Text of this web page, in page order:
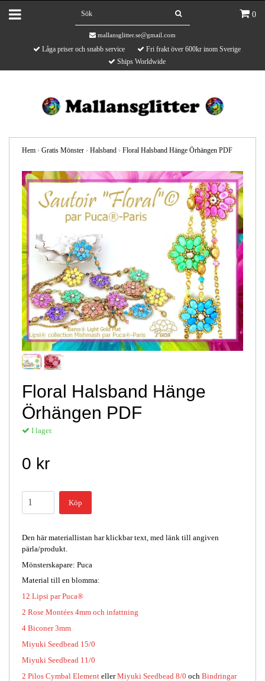
0
mallansglitter.se@gmail.com
Låga priser och snabb service
Fri frakt över 600kr inom Sverige
Ships Worldwide
Hem › Gratis Mönster › Halsband › Floral Halsband Hänge Örhängen PDF
Floral Halsband Hänge
Örhängen PDF
I lager.
0 kr
Köp
Den här materiallistan har klickbar text, med länk till angiven
pärla/produkt.
Mönsterskapare: Puca
Material till en blomma:
12 Lipsi par Puca®
2 Rose Montées 4mm och infattning
4 Biconer 3mm
Miyuki Seedbead 15/0
Miyuki Seedbead 11/0
2 Pilos Cymbal Element ellerMiyuki Seedbead 8/0 och Bindringar